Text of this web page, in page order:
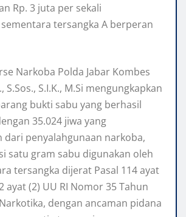
Rp. 3 juta per sekali
tersangka A berperan
Narkoba Polda Jabar Kombes
S.Sos., S.I.K., M.Si mengungkapkan
bukti sabu yang berhasil
35.024 jiwa yang
dari penyalahgunaan narkoba,
satu gram sabu digunakan oleh
tersangka dijerat Pasal 114 ayat
ayat (2) UU RI Nomor 35 Tahun
dengan ancaman pidana